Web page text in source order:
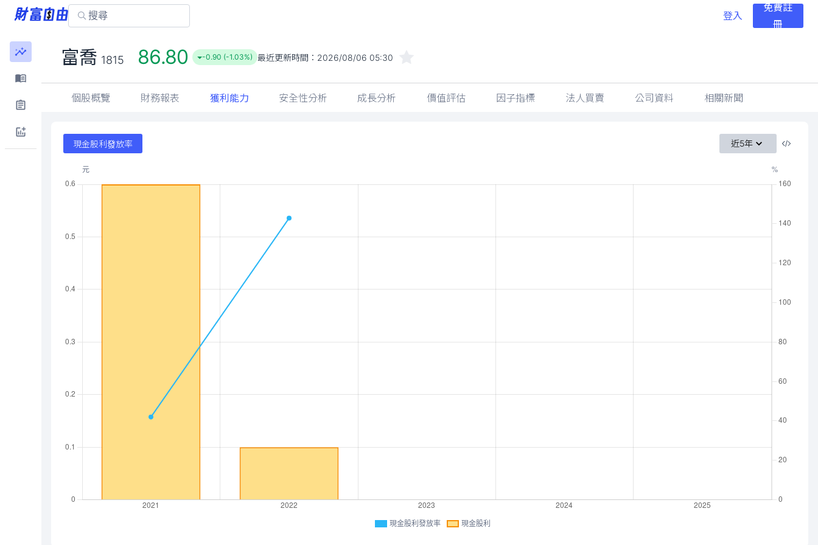
登入
免費註
冊
富喬 1815 86.80 -0.90 (-1.03%) 最近更新時間： 2026/08/06 05:30
個股概覽 財務報表 獲利能力 安全性分析 成長分析 價值評估 因子指標 法人買賣 公司資料 相關新聞
現金股利發放率 近5年
現金股利發放率 現金股利